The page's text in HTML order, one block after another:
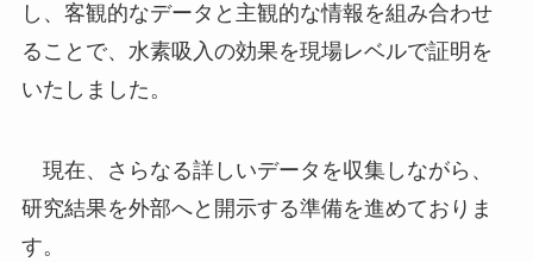
し、客観的なデータと主観的な情報を組み合わせ
ることで、水素吸入の効果を現場レベルで証明を
いたしました。
現在、さらなる詳しいデータを収集しながら、
研究結果を外部へと開示する準備を進めておりま
す。